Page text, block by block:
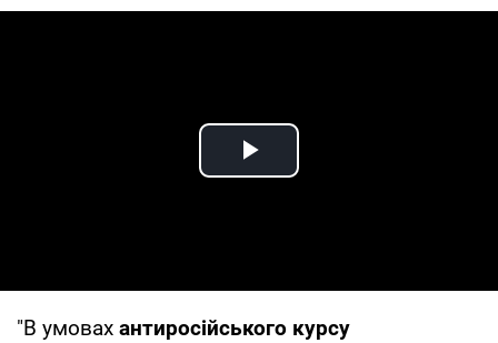
Play Video
"В умовах антиросійського курсу